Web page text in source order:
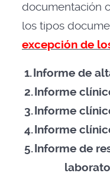
documentación
los tipos
excepción de
1. Informe de
2. Informe
3. Informe
4. Informe
5. Informe de